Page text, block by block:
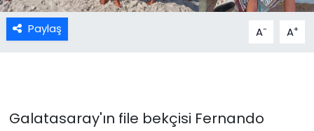
Paylaş A- A+
Galatasaray'ın file bekçisi Fernando